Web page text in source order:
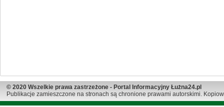
© 2020 Wszelkie prawa zastrzeżone - Portal Informacyjny Łużna24.pl
Publikacje zamieszczone na stronach są chronione prawami autorskimi.